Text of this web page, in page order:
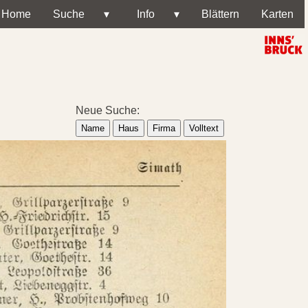
Home Suche ▾ Info ▾ Blättern Karten
Neue Suche:
Name Haus Firma Volltext